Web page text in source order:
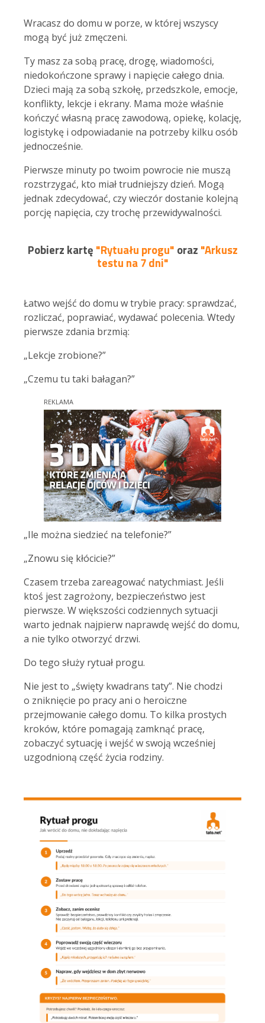
Wracasz do domu w porze, w której wszyscy
mogą być już zmęczeni.
Ty masz za sobą pracę, drogę, wiadomości,
niedokończone sprawy i napięcie całego dnia.
Dzieci mają za sobą szkołę, przedszkole, emocje,
konflikty, lekcje i ekrany. Mama może właśnie
kończyć własną pracę zawodową, opiekę, kolację,
logistykę i odpowiadanie na potrzeby kilku osób
jednocześnie.
Pierwsze minuty po twoim powrocie nie muszą
rozstrzygać, kto miał trudniejszy dzień. Mogą
jednak zdecydować, czy wieczór dostanie kolejną
porcję napięcia, czy trochę przewidywalności.
Pobierz kartę "Rytuału progu" oraz "Arkusz
testu na 7 dni"
Łatwo wejść do domu w trybie pracy: sprawdzać,
rozliczać, poprawiać, wydawać polecenia. Wtedy
pierwsze zdania brzmią:
„Lekcje zrobione?”
„Czemu tu taki bałagan?”
REKLAMA
„Ile można siedzieć na telefonie?”
„Znowu się kłócicie?”
Czasem trzeba zareagować natychmiast. Jeśli
ktoś jest zagrożony, bezpieczeństwo jest
pierwsze. W większości codziennych sytuacji
warto jednak najpierw naprawdę wejść do domu,
a nie tylko otworzyć drzwi.
Do tego służy rytuał progu.
Nie jest to „święty kwadrans taty”. Nie chodzi
o zniknięcie po pracy ani o heroiczne
przejmowanie całego domu. To kilka prostych
kroków, które pomagają zamknąć pracę,
zobaczyć sytuację i wejść w swoją wcześniej
uzgodnioną część życia rodziny.